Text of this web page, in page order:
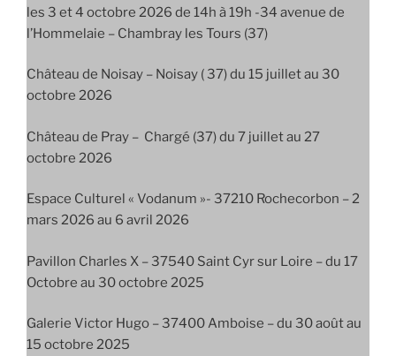
les 3 et 4 octobre 2026 de 14h à 19h -34 avenue de
l’Hommelaie – Chambray les Tours (37)
Château de Noisay – Noisay ( 37) du 15 juillet au 30
octobre 2026
Château de Pray – Chargé (37) du 7 juillet au 27
octobre 2026
Espace Culturel « Vodanum »- 37210 Rochecorbon – 2
mars 2026 au 6 avril 2026
Pavillon Charles X – 37540 Saint Cyr sur Loire – du 17
Octobre au 30 octobre 2025
Galerie Victor Hugo – 37400 Amboise – du 30 août au
15 octobre 2025